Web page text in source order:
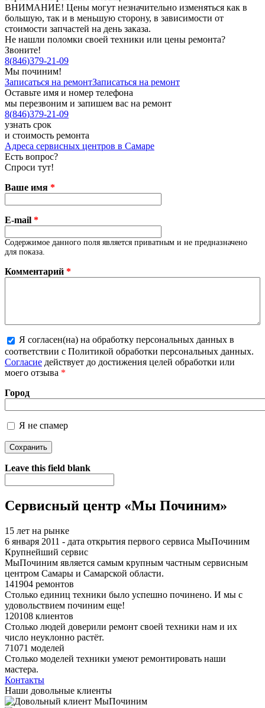
ВНИМАНИЕ! Цены могут незначительно изменяться как в
большую, так и в меньшую сторону, в зависимости от
стоимости запчастей на день заказа.
Не нашли поломки своей техники или цены ремонта?
Звоните!
8(846)379-21-09
Мы починим!
Записаться на ремонтЗаписаться на ремонт
Оставьте имя и номер телефона
мы перезвоним и запишем вас на ремонт
8(846)379-21-09
узнать срок
и стоимость ремонта
Адреса сервисных центров в Самаре
Есть вопрос?
Спроси тут!
Ваше имя *
E-mail *
Содержимое данного поля является приватным и не предназначено
для показа.
Комментарий *
Более подробная информация о текстовых форматах
Я согласен(на) на обработку персональных данных в
соответствии с Политикой обработки персональных данных.
Согласие действует до достижения целей обработки или
моего отзыва *
Город
Я не спамер
Я спамер
Leave this field blank
Сервисный центр «Мы Починим»
15 лет на рынке
6 января 2011 - дата открытия первого сервиса МыПочиним
Крупнейший сервис
МыПочиним является самым крупным частным сервисным
центром Самары и Самарской области.
141904 ремонтов
Столько единиц техники было успешно починено. И мы с
удовольствием починим еще!
120108 клиентов
Столько людей доверили ремонт своей техники нам и их
число неуклонно растёт.
71071 моделей
Столько моделей техники умеют ремонтировать наши
мастера.
Контакты
Наши довольные клиенты